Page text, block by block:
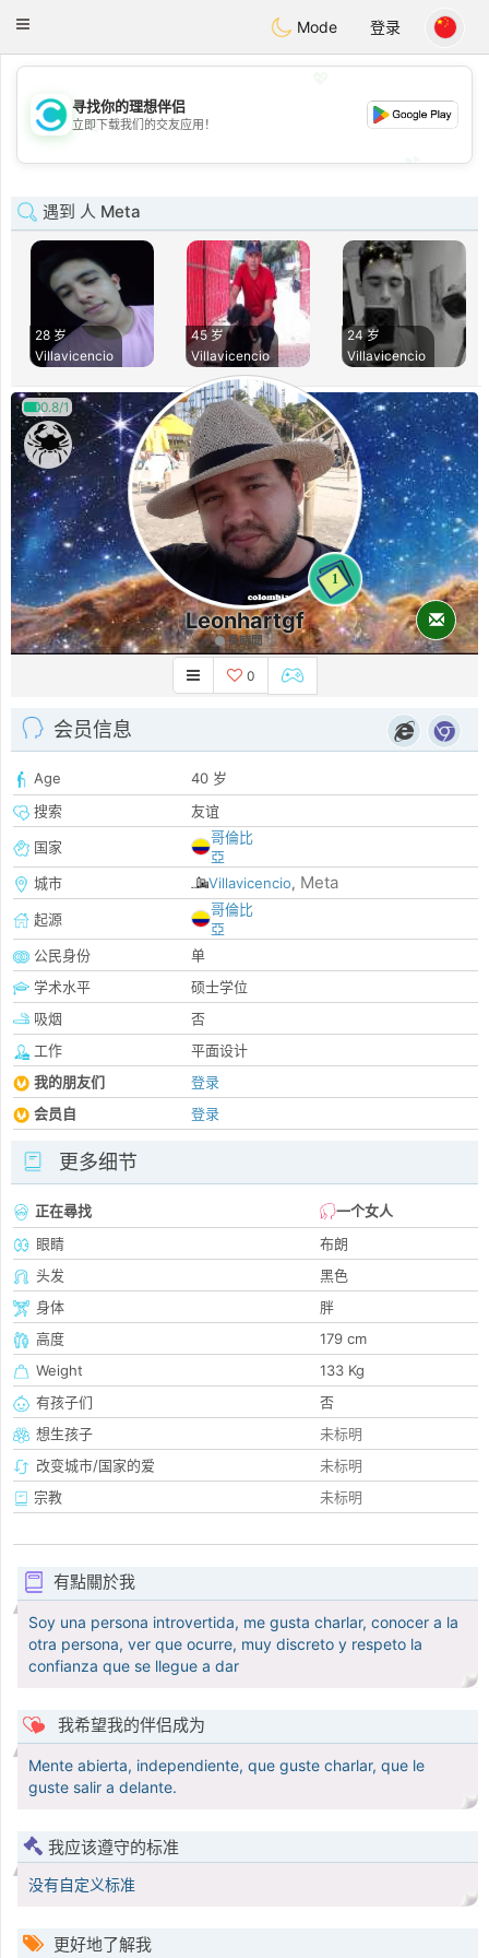
Citas
Toggle
Mode 登录
💖
💕
寻找你的理想伴侣
立即下载我们的交友应用！
遇到 人 Meta
28 岁
Villavicencio
45 岁
Villavicencio
24 岁
Villavicencio
0.8/1
1
Leonhartgf
長時間
0
会员信息
Age
40 岁
搜索
友谊
国家
哥倫比
亞
城市
Villavicencio, Meta
起源
哥倫比
亞
公民身份
单
学术水平
硕士学位
吸烟
否
工作
平面设计
我的朋友们
登录
会员自
登录
更多细节
正在尋找
一个女人
眼睛
布朗
头发
黑色
身体
胖
高度
179 cm
Weight
133 Kg
有孩子们
否
想生孩子
未标明
改变城市/国家的爱
未标明
宗教
未标明
有點關於我
Soy una persona introvertida, me gusta charlar, conocer a la
otra persona, ver que ocurre, muy discreto y respeto la
confianza que se llegue a dar
我希望我的伴侣成为
Mente abierta, independiente, que guste charlar, que le
guste salir a delante.
我应该遵守的标准
没有自定义标准
更好地了解我